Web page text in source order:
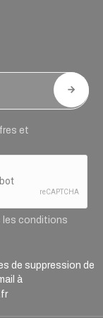
et
les conditions
de suppression de
à